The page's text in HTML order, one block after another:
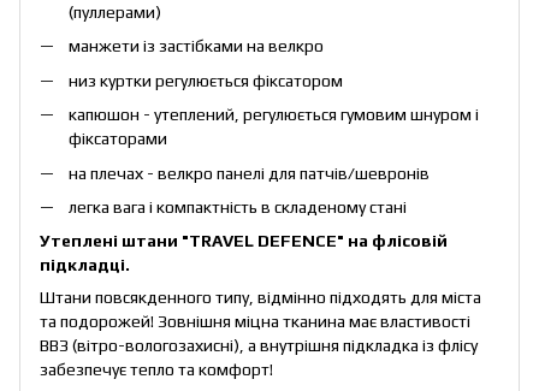
(пуллерами)
манжети із застібками на велкро
низ куртки регулюється фіксатором
капюшон - утеплений, регулюється гумовим шнуром і
фіксаторами
на плечах - велкро панелі для патчів/шевронів
легка вага і компактність в складеному стані
Утеплені штани "TRAVEL DEFENCE" на флісовій
підкладці.
Штани повсякденного типу, відмінно підходять для міста
та подорожей! Зовнішня міцна тканина має властивості
ВВЗ (вітро-вологозахисні), а внутрішня підкладка із флісу
забезпечує тепло та комфорт!